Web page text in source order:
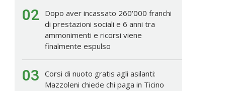
02
Dopo aver incassato 260'000 franchi
di prestazioni sociali e 6 anni tra
ammonimenti e ricorsi viene
finalmente espulso
03 Corsi di nuoto gratis agli asilanti:
Mazzoleni chiede chi paga in Ticino